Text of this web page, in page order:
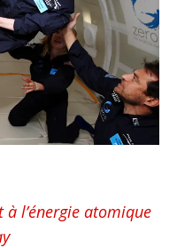
l’énergie atomique